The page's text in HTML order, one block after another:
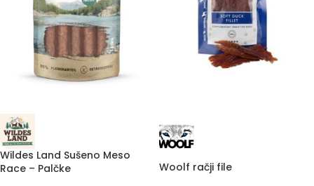
Wildes Land Sušeno Meso
Race – Palčke
Woolf račji file